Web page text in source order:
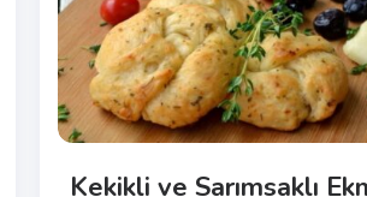
Kekikli ve Sarımsaklı